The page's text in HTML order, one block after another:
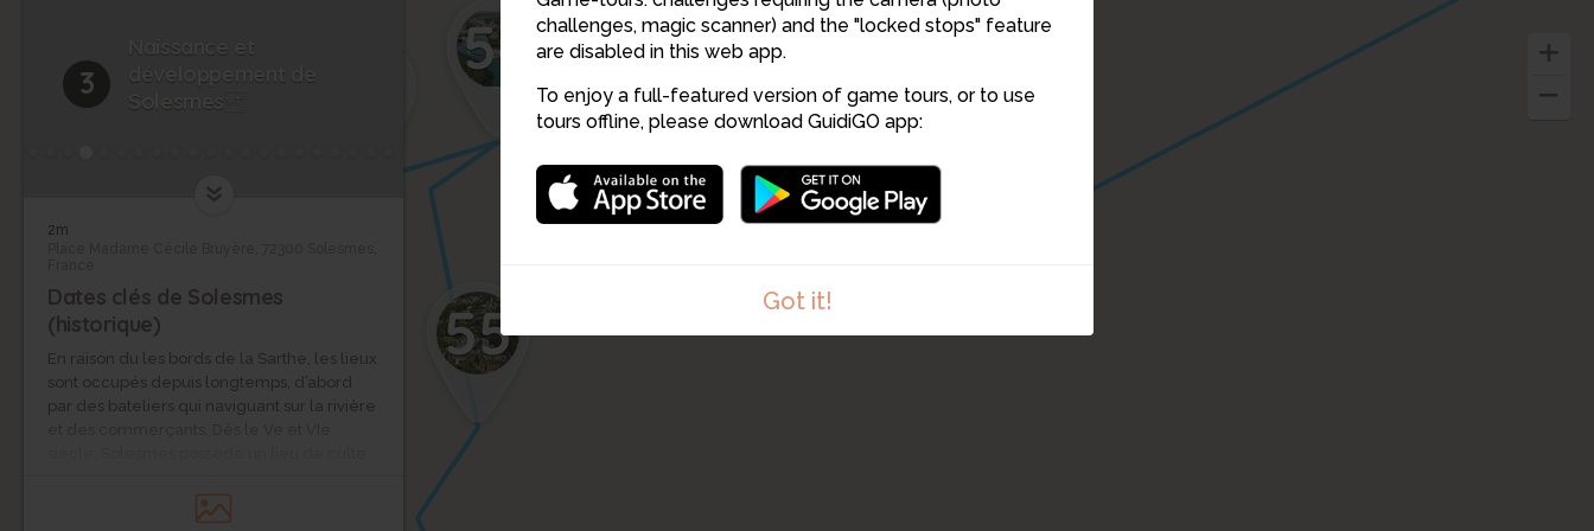
challenges, magic scanner) and the "locked stops" feature
are disabled in this web app.
To enjoy a full-featured version of game tours, or to use
tours offline, please download GuidiGO app:
Got it!
68
55
54
3
Naissance et
développement de
Solesmes
2m
Dates clés de Solesmes
(historique)
En raison du les bords de la Sarthe, les lieux
sont occupés depuis longtemps, d’abord
par des bateliers qui naviguant sur la rivière
importante nécropole. A l’époque gallo-
romaine, il y avait une grande exploitation